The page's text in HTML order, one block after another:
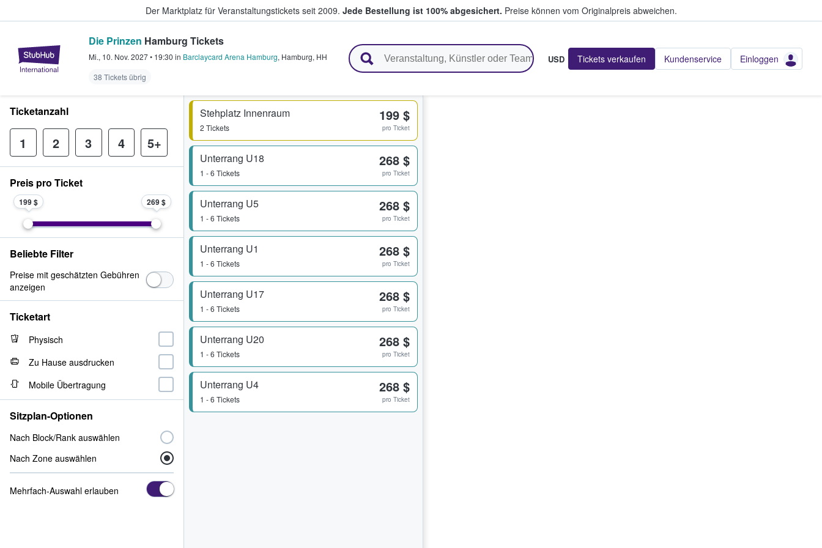
Der Marktplatz für Veranstaltungstickets seit 2009. Jede Bestellung ist 100% abgesichert. Preise können vom Originalpreis abweichen.
StubHub - Wo Fans Tickets kaufen & verkaufen
Die Prinzen Hamburg Tickets
Mi., 10. Nov. 2027• 19:30 in Barclaycard Arena Hamburg, Hamburg, HH
38 Tickets übrig
USD Tickets verkaufen Kundenservice Einloggen
Stehplatz Innenraum
2 Tickets
199 $
pro Ticket
Unterrang U18
1 - 6 Tickets
268 $
pro Ticket
Unterrang U5
1 - 6 Tickets
268 $
pro Ticket
Unterrang U1
1 - 6 Tickets
268 $
pro Ticket
Unterrang U17
1 - 6 Tickets
268 $
pro Ticket
Unterrang U20
1 - 6 Tickets
268 $
pro Ticket
Unterrang U4
1 - 6 Tickets
268 $
pro Ticket
Ticketanzahl
1 2 3 4 5+
Preis pro Ticket
199 $ 269 $
Beliebte Filter
Preise mit geschätzten Gebühren
anzeigen
Ticketart
Physisch
Zu Hause ausdrucken
Mobile Übertragung
Sitzplan-Optionen
Nach Block/Rank auswählen
Nach Zone auswählen
Mehrfach-Auswahl erlauben